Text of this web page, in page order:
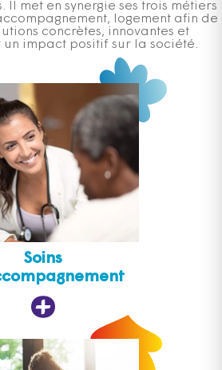
Il met en synergie ses trois métiers
logement afin de
concrètes, innovantes et
impact positif sur la société.
Soins